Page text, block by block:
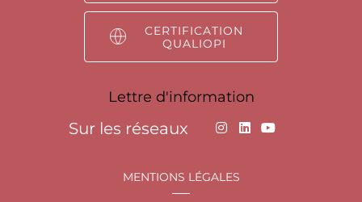
CERTIFICATION
QUALIOPI
Lettre d'information
Sur les réseaux
MENTIONS LÉGALES